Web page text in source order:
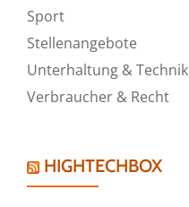
Sport
Stellenangebote
Unterhaltung & Technik
Verbraucher & Recht
HIGHTECHBOX